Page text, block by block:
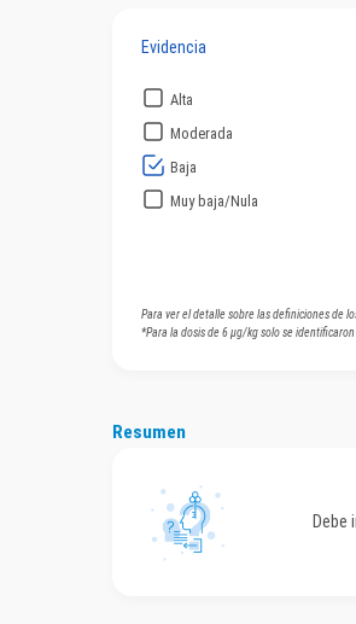
Evidencia
Alta
Moderada
Baja
Muy baja/Nula
Para ver el detalle sobre las definiciones de
*Para la dosis de 6 µg/kg solo se
Resumen
Debe